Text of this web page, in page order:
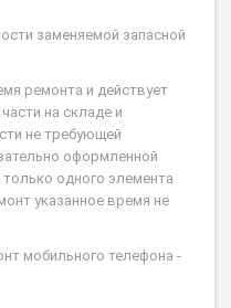
заменяемой запасной
ремонта и действует
на складе и
не требующей
оформленной
одного элемента
указанное время не
мобильного телефона -